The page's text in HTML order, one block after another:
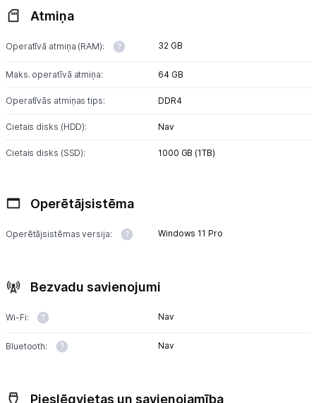
Piegāde un apmaksa
Tehnikas izvešana
Uzņēmumiem
Tet pakalpojumi
Informācija
Atmiņa
Operatīvā atmiņa (RAM): 32 GB
Maks. operatīvā atmiņa: 64 GB
Operatīvās atmiņas tips: DDR4
Cietais disks (HDD): Nav
Cietais disks (SSD): 1000 GB (1TB)
Operētājsistēma
Operētājsistēmas versija: Windows 11 Pro
Bezvadu savienojumi
Wi-Fi: Nav
Bluetooth: Nav
Pieslēgvietas un savienojamība